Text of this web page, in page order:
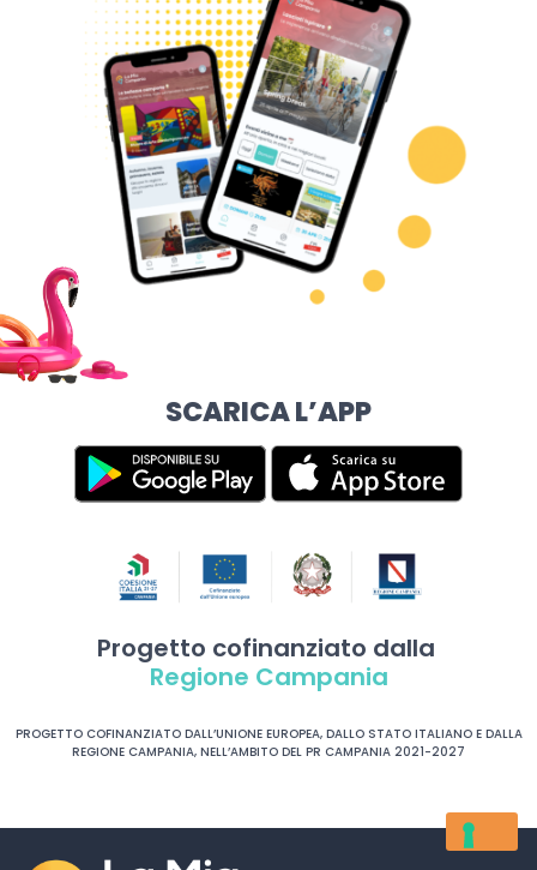
SCARICA L’APP
Progetto cofinanziato dalla
Regione Campania
PROGETTO COFINANZIATO DALL’UNIONE EUROPEA, DALLO STATO ITALIANO E DALLA
REGIONE CAMPANIA, NELL’AMBITO DEL PR CAMPANIA 2021-2027